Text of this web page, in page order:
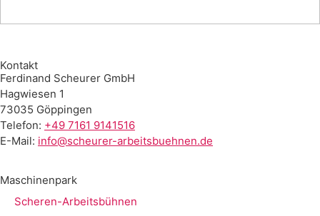
Kontakt
Ferdinand Scheurer GmbH
Hagwiesen 1
73035 Göppingen
Telefon: +49 7161 9141516
E-Mail: info@scheurer-arbeitsbuehnen.de
Maschinenpark
Scheren-Arbeitsbühnen